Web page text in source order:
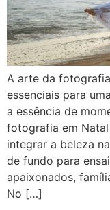
A arte da
essenciais para
a essência de
fotografia em
integrar a beleza
de fundo para
apaixonados,
No […]